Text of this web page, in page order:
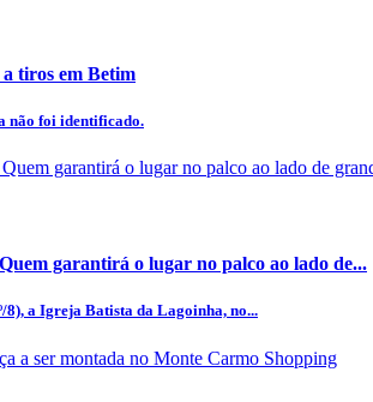
tiros em Betim
não foi identificado.
garantirá o lugar no palco ao lado de...
8), a Igreja Batista da Lagoinha, no...